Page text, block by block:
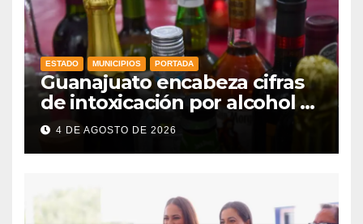
ESTADO MUNICIPIOS PORTADA
Guanajuato encabeza cifras
de intoxicación por alcohol a
nivel nacional
4 DE AGOSTO DE 2026